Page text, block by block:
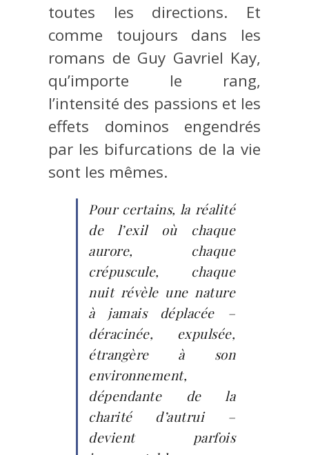
toutes les directions. Et
comme toujours dans les
romans de Guy Gavriel Kay,
qu’importe le rang,
l’intensité des passions et les
effets dominos engendrés
par les bifurcations de la vie
sont les mêmes.
Pour certains, la réalité
de l’exil où chaque
aurore, chaque
crépuscule, chaque
nuit révèle une nature
à jamais déplacée –
déracinée, expulsée,
étrangère à son
environnement,
dépendante de la
charité d’autrui –
devient parfois